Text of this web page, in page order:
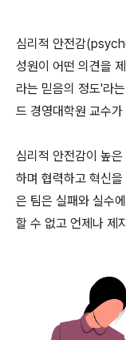
심리적 안전감
성원이 어떤 의견을
라는 믿음의 정도'라
드 경영대학원 교수
심리적 안전감이 높
하며 협력하고 혁신
은 팀은 실패와 실수
할 수 없고 언제나 제